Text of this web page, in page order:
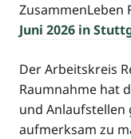
ZusammenLeben
Juni 2026 in
Der Arbeitskreis
Raumnahme hat
und Anlaufstellen
aufmerksam zu